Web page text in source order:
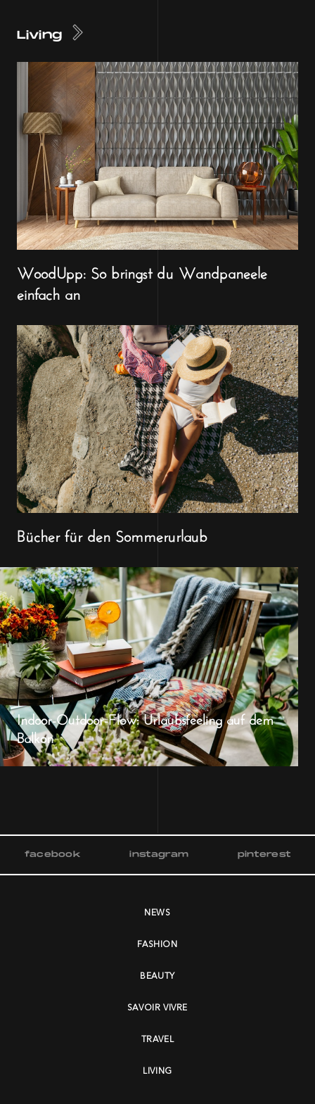
Living
WoodUpp: So bringst du Wandpaneele
einfach an
Bücher für den Sommerurlaub
Indoor-Outdoor-Flow: Urlaubsfeeling auf dem
Balkon
facebook instagram pinterest
NEWS
FASHION
BEAUTY
SAVOIR VIVRE
TRAVEL
LIVING